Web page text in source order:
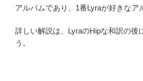
アルバムであり、1番Lyraが好きなア
詳しい解説は、LyraのHipな和訳の後
う。